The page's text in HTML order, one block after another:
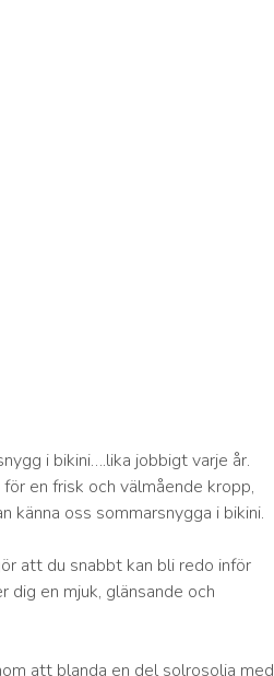
i bikini….lika jobbigt varje år.
en frisk och välmående kropp,
känna oss sommarsnygga i bikini.
att du snabbt kan bli redo inför
dig en mjuk, glänsande och
att blanda en del solrosolja med